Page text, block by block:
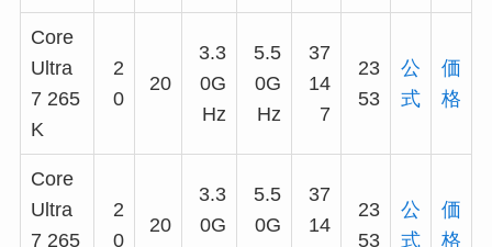
Core
Ultra
7 265
K
2
0
20
3.3
0G
Hz
5.5
0G
Hz
37
14
7
23
53
公
式
価
格
Core
Ultra
7 265
2
0
20
3.3
0G
5.5
0G
37
14
23
53
公
式
価
格